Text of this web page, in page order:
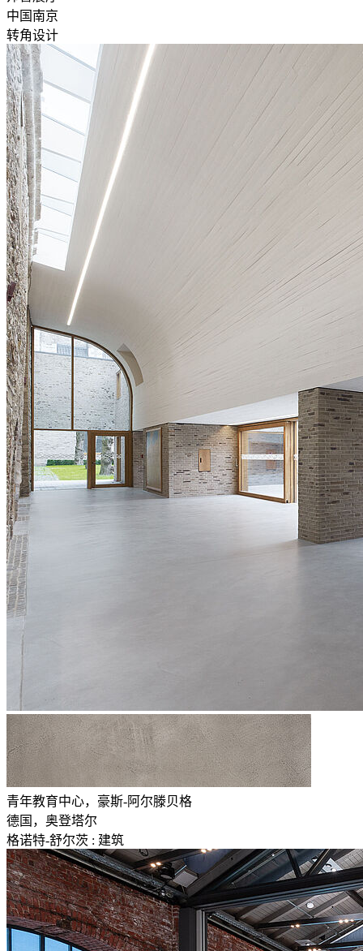
中国南京
转角设计
青年教育中心，豪斯-阿尔滕贝格
德国，奥登塔尔
格诺特-舒尔茨 : 建筑